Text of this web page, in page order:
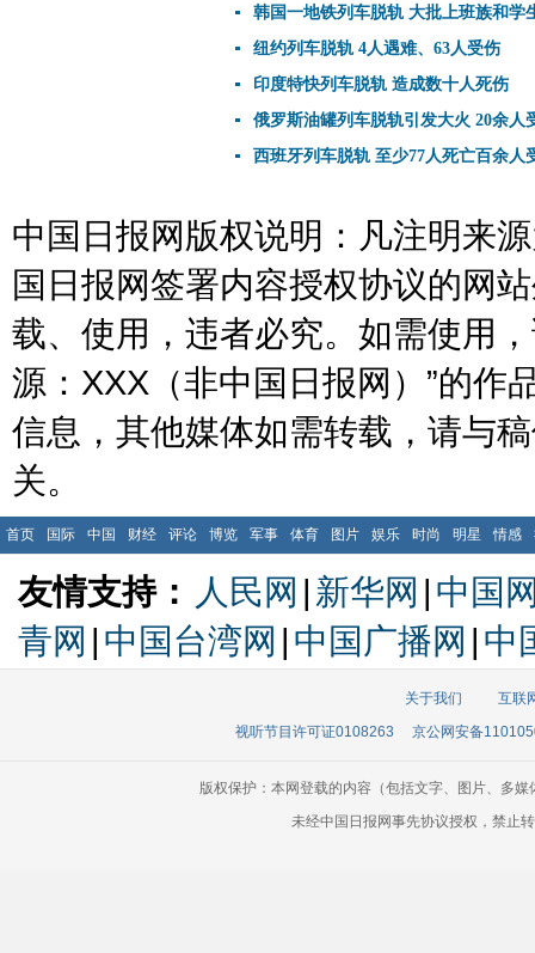
韩国一地铁列车脱轨 大批上班族和学
纽约列车脱轨 4人遇难、63人受伤
印度特快列车脱轨 造成数十人死伤
俄罗斯油罐列车脱轨引发大火 20余人
西班牙列车脱轨 至少77人死亡百余人
中国日报网版权说明：凡注明来
国日报网签署内容授权协议的网
载、使用，违者必究。如需使用
源：XXX（非中国日报网）”的作
信息，其他媒体如需转载，请与
关。
首页 国际 中国 财经 评论 博览 军事 体育 图片 娱乐 时尚 明星 情感
友情支持： 人民网 | 新华网 | 中国
青网 | 中国台湾网 | 中国广播网 | 中
关于我们
互联
视听节目许可证0108263
京公网安备
版权保护：本网登载的内容（包括文字、图片、多
未经中国日报网事先协议授权，禁止